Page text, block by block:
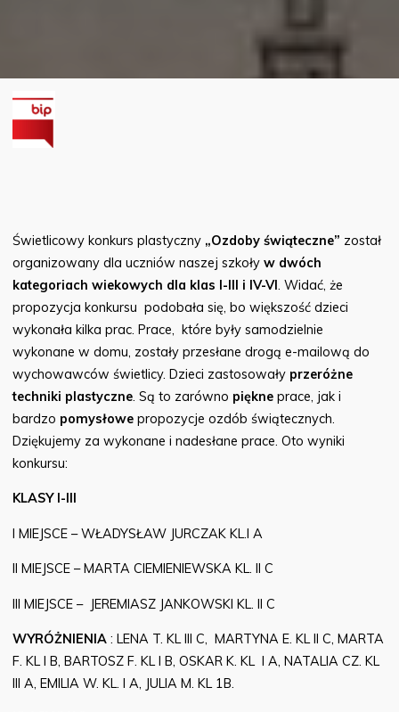
Świetlicowy konkurs plastyczny „Ozdoby świąteczne” został
organizowany dla uczniów naszej szkoły w dwóch
kategoriach wiekowych dla klas I-III i IV-VI. Widać, że
propozycja konkursu podobała się, bo większość dzieci
wykonała kilka prac. Prace, które były samodzielnie
wykonane w domu, zostały przesłane drogą e-mailową do
wychowawców świetlicy. Dzieci zastosowały przeróżne
techniki plastyczne. Są to zarówno piękne prace, jak i
bardzo pomysłowe propozycje ozdób świątecznych.
Dziękujemy za wykonane i nadesłane prace. Oto wyniki
konkursu:
KLASY I-III
I MIEJSCE – WŁADYSŁAW JURCZAK KL.I A
II MIEJSCE – MARTA CIEMIENIEWSKA KL. II C
III MIEJSCE – JEREMIASZ JANKOWSKI KL. II C
WYRÓŻNIENIA : LENA T. KL III C, MARTYNA E. KL II C, MARTA
F. KL I B, BARTOSZ F. KL I B, OSKAR K. KL I A, NATALIA CZ. KL
III A, EMILIA W. KL. I A, JULIA M. KL 1B.